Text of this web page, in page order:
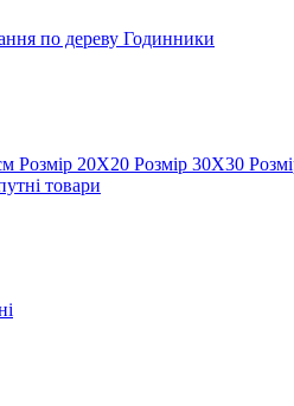
по дереву Годинники
Розмір 20Х20 Розмір 30Х30
товари